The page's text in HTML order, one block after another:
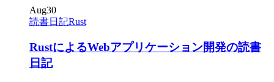
Aug30
読書日記Rust
RustによるWebアプリケーション開発の読書
日記